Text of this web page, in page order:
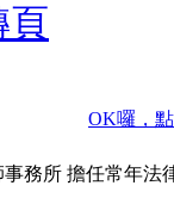
頁
OK囉，
事務所 擔任常年法